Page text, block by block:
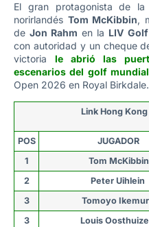
El gran protagonista de
norirlandés Tom McKibbin,
deJon Rahm en la LIV
con autoridad y un cheque
victoriale abrió las
escenarios del golf mundial
Open 2026 en Royal Birkdale.
Link Hong
POS JUGADOR
1
Tom McKibbin
2
Peter Uihlein
3
Tomoyo
3
Louis